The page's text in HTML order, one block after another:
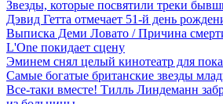
Звезды, которые посвятили треки
Дэвид Гетта отмечает 51-й день
Выписка Деми Ловато / Причина
L'One покидает сцену
Эминем снял целый кинотеатр для
Самые богатые британские звезды
Все-таки вместе! Тилль Линдеманн